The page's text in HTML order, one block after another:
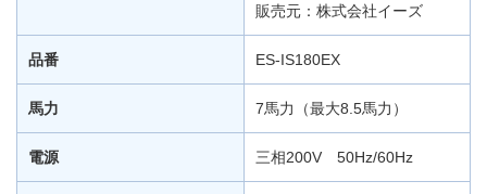
販売元：株式会社イーズ
品番 ES-IS180EX
馬力 7馬力（最大8.5馬力）
電源 三相200V 50Hz/60Hz